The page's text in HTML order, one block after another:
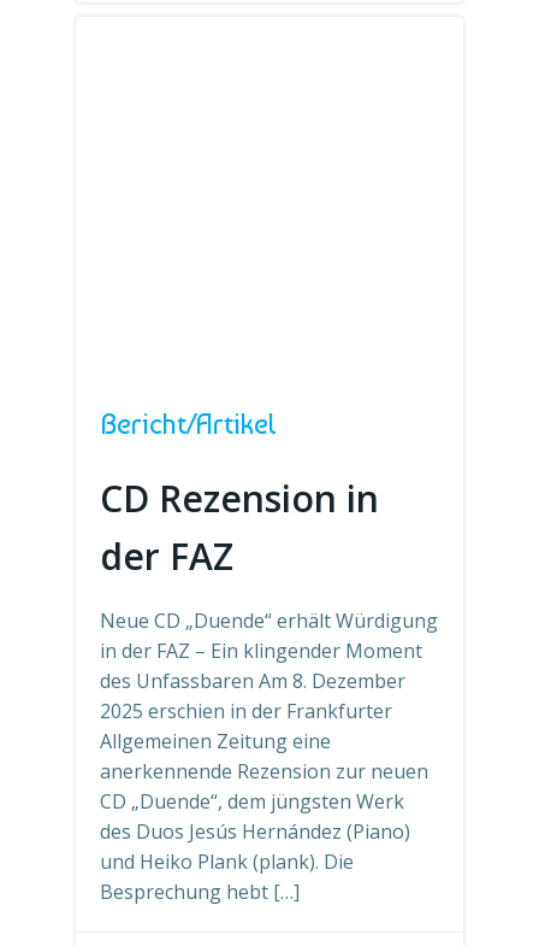
Bericht/Artikel
CD Rezension in
der FAZ
Neue CD „Duende“ erhält Würdigung
in der FAZ – Ein klingender Moment
des Unfassbaren Am 8. Dezember
2025 erschien in der Frankfurter
Allgemeinen Zeitung eine
anerkennende Rezension zur neuen
CD „Duende“, dem jüngsten Werk
des Duos Jesús Hernández (Piano)
und Heiko Plank (plank). Die
Besprechung hebt […]